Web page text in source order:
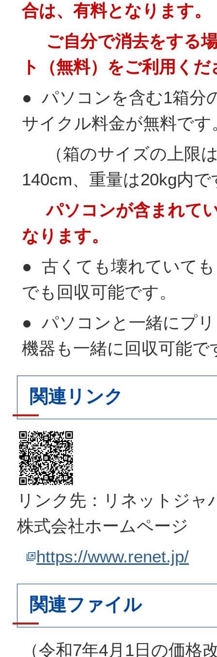
合は、有料となります。
ご自分で消去をする
ト（無料）をご利用くだ
● パソコンを含む1箱分
サイクル料金が無料です
（箱のサイズの上限
140cm、重量は20kg内で
パソコンが含まれて
なります。
● 古くても壊れていて
でも回収可能です。
● パソコンと一緒にプ
機器も一緒に回収可能で
関連リンク
リンク先：リネットジャ
株式会社ホームページ
https://www.renet.jp/
関連ファイル
（令和7年4月1日の価格